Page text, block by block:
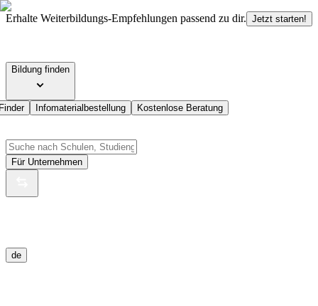
Erhalte Weiterbildungs-Empfehlungen passend zu dir. Jetzt starten!
Bildung finden
Infomaterialbestellung Kostenlose Beratung
Für Unternehmen
de